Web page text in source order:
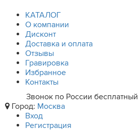
КАТАЛОГ
О компании
Дисконт
Доставка и оплата
Отзывы
Гравировка
Избранное
Контакты
Звонок по России бесплатный
Город: Москва
Вход
Регистрация